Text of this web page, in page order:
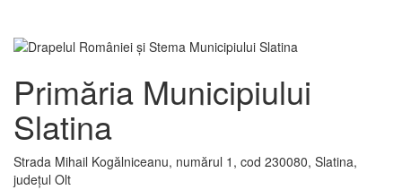
Primăria Municipiului
Slatina
Strada Mihail Kogălniceanu, numărul 1, cod 230080, Slatina,
județul Olt